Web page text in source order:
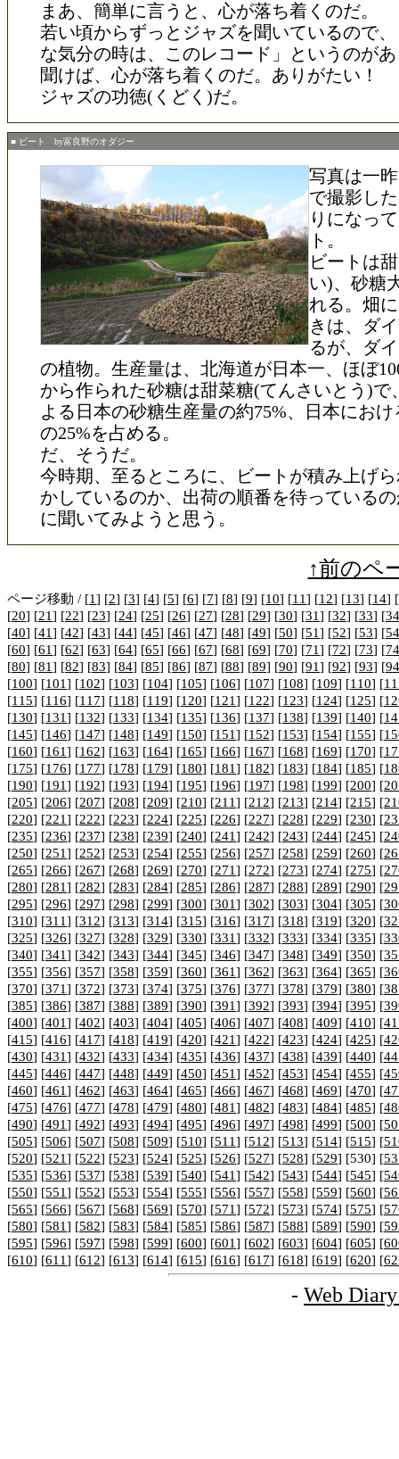
まあ、簡単に言うと、心が落ち着くのだ。
若い頃からずっとジャズを聞いているので
な気分の時は、このレコード」というのが
聞けば、心が落ち着くのだ。ありがたい！
ジャズの功徳(くどく)だ。
■ ビート by富良野のオダジー
写真は一
で撮影し
りになっ
ト。
ビートは
い)、砂糖
れる。畑
きは、ダ
るが、ダ
の植物。生産量は、北海道が日本一、ほぼ
から作られた砂糖は甜菜糖(てんさいとう)で
よる日本の砂糖生産量の約75%、日本にお
の25%を占める。
だ、そうだ。
今時期、至るところに、ビートが積み上げ
かしているのか、出荷の順番を待っている
に聞いてみようと思う。
↑前のペ
ページ移動 / [1] [2] [3] [4] [5] [6] [7] [8] [9] [10] [11] [12] [13] [14] [
[20] [21] [22] [23] [24] [25] [26] [27] [28] [29] [30] [31] [32] [33] [34
[40] [41] [42] [43] [44] [45] [46] [47] [48] [49] [50] [51] [52] [53] [54
[60] [61] [62] [63] [64] [65] [66] [67] [68] [69] [70] [71] [72] [73] [74
[80] [81] [82] [83] [84] [85] [86] [87] [88] [89] [90] [91] [92] [93] [94
[100] [101] [102] [103] [104] [105] [106] [107] [108] [109] [110] [
[115] [116] [117] [118] [119] [120] [121] [122] [123] [124] [125] [
[130] [131] [132] [133] [134] [135] [136] [137] [138] [139] [140] [
[145] [146] [147] [148] [149] [150] [151] [152] [153] [154] [155] [
[160] [161] [162] [163] [164] [165] [166] [167] [168] [169] [170] [
[175] [176] [177] [178] [179] [180] [181] [182] [183] [184] [185] [
[190] [191] [192] [193] [194] [195] [196] [197] [198] [199] [200] [
[205] [206] [207] [208] [209] [210] [211] [212] [213] [214] [215] [
[220] [221] [222] [223] [224] [225] [226] [227] [228] [229] [230] [
[235] [236] [237] [238] [239] [240] [241] [242] [243] [244] [245] [
[250] [251] [252] [253] [254] [255] [256] [257] [258] [259] [260] [
[265] [266] [267] [268] [269] [270] [271] [272] [273] [274] [275] [
[280] [281] [282] [283] [284] [285] [286] [287] [288] [289] [290] [
[295] [296] [297] [298] [299] [300] [301] [302] [303] [304] [305] [
[310] [311] [312] [313] [314] [315] [316] [317] [318] [319] [320] [
[325] [326] [327] [328] [329] [330] [331] [332] [333] [334] [335] [
[340] [341] [342] [343] [344] [345] [346] [347] [348] [349] [350] [
[355] [356] [357] [358] [359] [360] [361] [362] [363] [364] [365] [
[370] [371] [372] [373] [374] [375] [376] [377] [378] [379] [380] [
[385] [386] [387] [388] [389] [390] [391] [392] [393] [394] [395] [
[400] [401] [402] [403] [404] [405] [406] [407] [408] [409] [410] [
[415] [416] [417] [418] [419] [420] [421] [422] [423] [424] [425] [
[430] [431] [432] [433] [434] [435] [436] [437] [438] [439] [440] [
[445] [446] [447] [448] [449] [450] [451] [452] [453] [454] [455] [
[460] [461] [462] [463] [464] [465] [466] [467] [468] [469] [470] [
[475] [476] [477] [478] [479] [480] [481] [482] [483] [484] [485] [
[490] [491] [492] [493] [494] [495] [496] [497] [498] [499] [500] [
[505] [506] [507] [508] [509] [510] [511] [512] [513] [514] [515] [
[520] [521] [522] [523] [524] [525] [526] [527] [528] [529] [530] [
[535] [536] [537] [538] [539] [540] [541] [542] [543] [544] [545] [
[550] [551] [552] [553] [554] [555] [556] [557] [558] [559] [560] [
[565] [566] [567] [568] [569] [570] [571] [572] [573] [574] [575] [
[580] [581] [582] [583] [584] [585] [586] [587] [588] [589] [590] [
[595] [596] [597] [598] [599] [600] [601] [602] [603] [604] [605] [
[610] [611] [612] [613] [614] [615] [616] [617] [618] [619] [620] [
- Web